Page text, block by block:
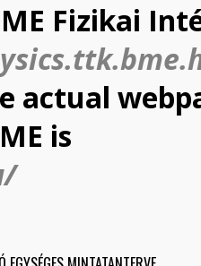
Fizikai
actual
is